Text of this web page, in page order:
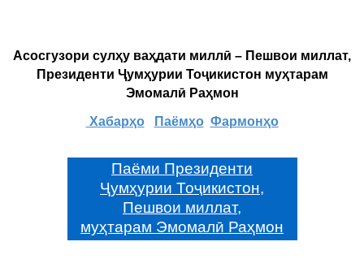
Асосгузори сулҳу ваҳдати миллӣ – Пешвои миллат,
Президенти Ҷумҳурии Тоҷикистон муҳтарам
Эмомалӣ Раҳмон
Хабарҳо Паёмҳо Фармонҳо
Паёми Президенти
Ҷумҳурии Тоҷикистон,
Пешвои миллат,
муҳтарам Эмомалӣ Раҳмон